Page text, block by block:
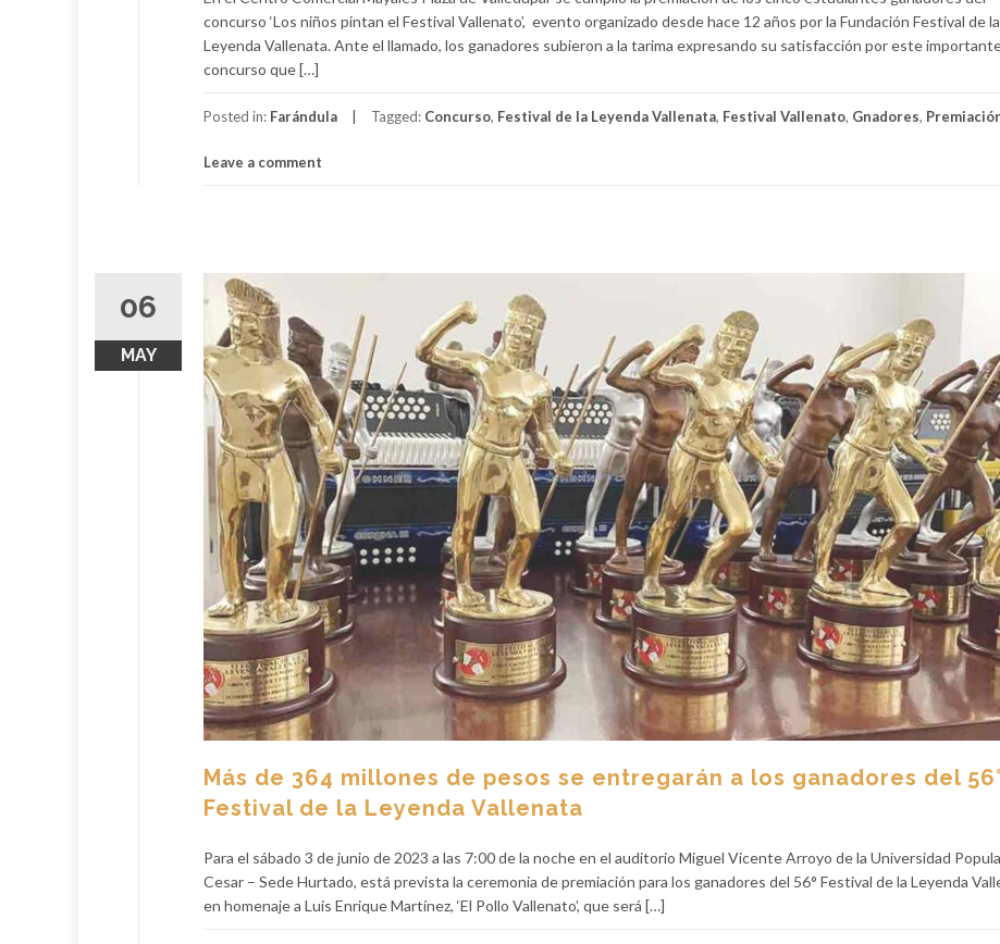
concurso ‘Los niños pintan el Festival Vallenato’, evento organizado desde hace 12 años por la Fundación Festival de la
Leyenda Vallenata. Ante el llamado, los ganadores subieron a la tarima expresando su satisfacción por este
concurso que […]
Posted in: Farándula Tagged: Concurso, Festival de la Leyenda Vallenata, Festival Vallenato, Gnadores,
Leave a comment
06
MAY
Más de 364 millones de pesos se entregarán a los ganadores del 56°
Festival de la Leyenda Vallenata
Para el sábado 3 de junio de 2023 a las 7:00 de la noche en el auditorio Miguel Vicente Arroyo de la Universidad
Cesar – Sede Hurtado, está prevista la ceremonia de premiación para los ganadores del 56° Festival de la Leyenda
en homenaje a Luis Enrique Martínez, ‘El Pollo Vallenato’, que será […]